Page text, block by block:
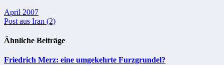
Beitragsnavigation
April 2007
Post aus Iran (2)
Ähnliche Beiträge
Friedrich Merz: eine umgekehrte Furzgrundel?